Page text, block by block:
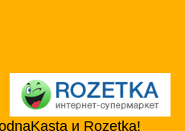
и Rozetka!